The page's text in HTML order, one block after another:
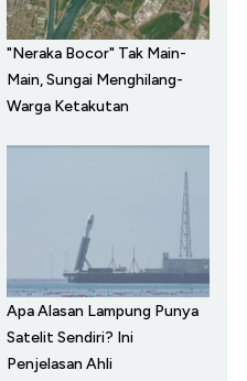
"Neraka Bocor" Tak Main-
Main, Sungai Menghilang-
Warga Ketakutan
Apa Alasan Lampung Punya
Satelit Sendiri? Ini
Penjelasan Ahli